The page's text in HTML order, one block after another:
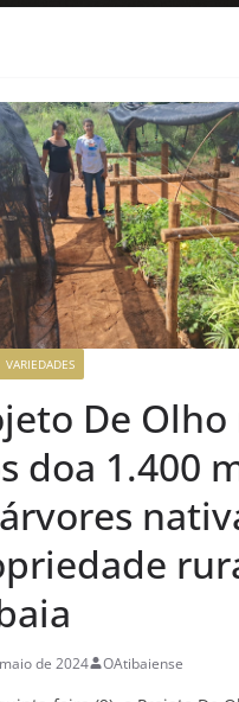
VARIEDADES
De Olho
doa 1.400
de 2024 OAtibaiense